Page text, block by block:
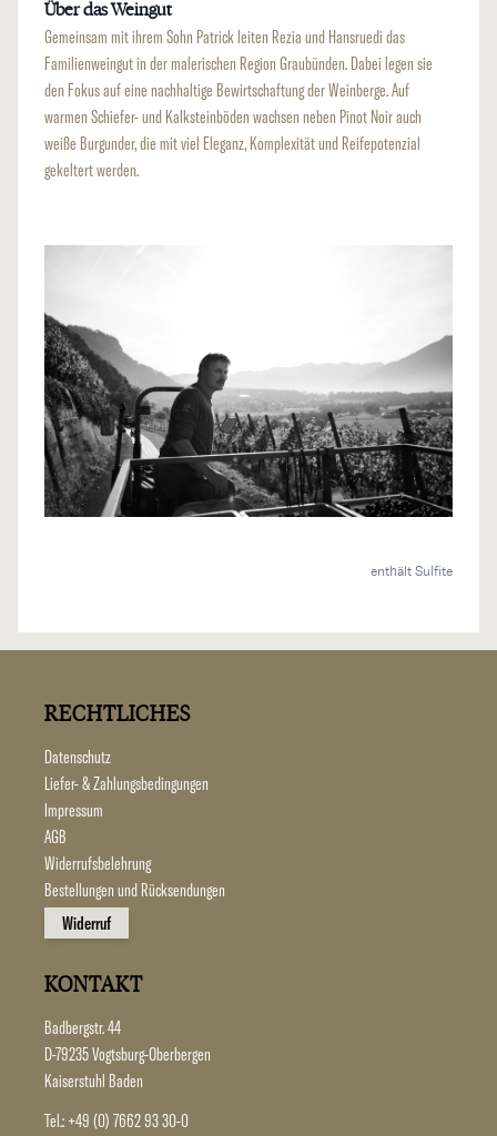
Über das Weingut
Gemeinsam mit ihrem Sohn Patrick leiten Rezia und Hansruedi das
Familienweingut in der malerischen Region Graubünden. Dabei legen sie
den Fokus auf eine nachhaltige Bewirtschaftung der Weinberge. Auf
warmen Schiefer- und Kalksteinböden wachsen neben Pinot Noir auch
weiße Burgunder, die mit viel Eleganz, Komplexität und Reifepotenzial
gekeltert werden.
enthält Sulfite
RECHTLICHES
Datenschutz
Liefer- & Zahlungsbedingungen
Impressum
AGB
Widerrufsbelehrung
Bestellungen und Rücksendungen
Widerruf
KONTAKT
Badbergstr. 44
D-79235 Vogtsburg-Oberbergen
Kaiserstuhl Baden
Tel.: +49 (0) 7662 93 30-0